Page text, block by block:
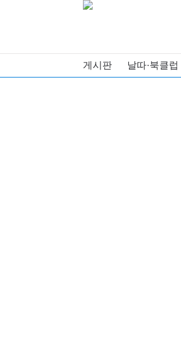
게시판 날따·북클럽